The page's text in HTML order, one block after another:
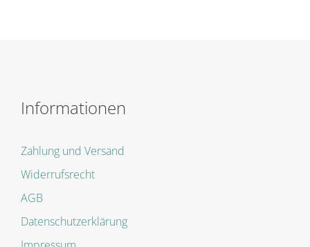
Informationen
Zahlung und Versand
Widerrufsrecht
AGB
Datenschutzerklärung